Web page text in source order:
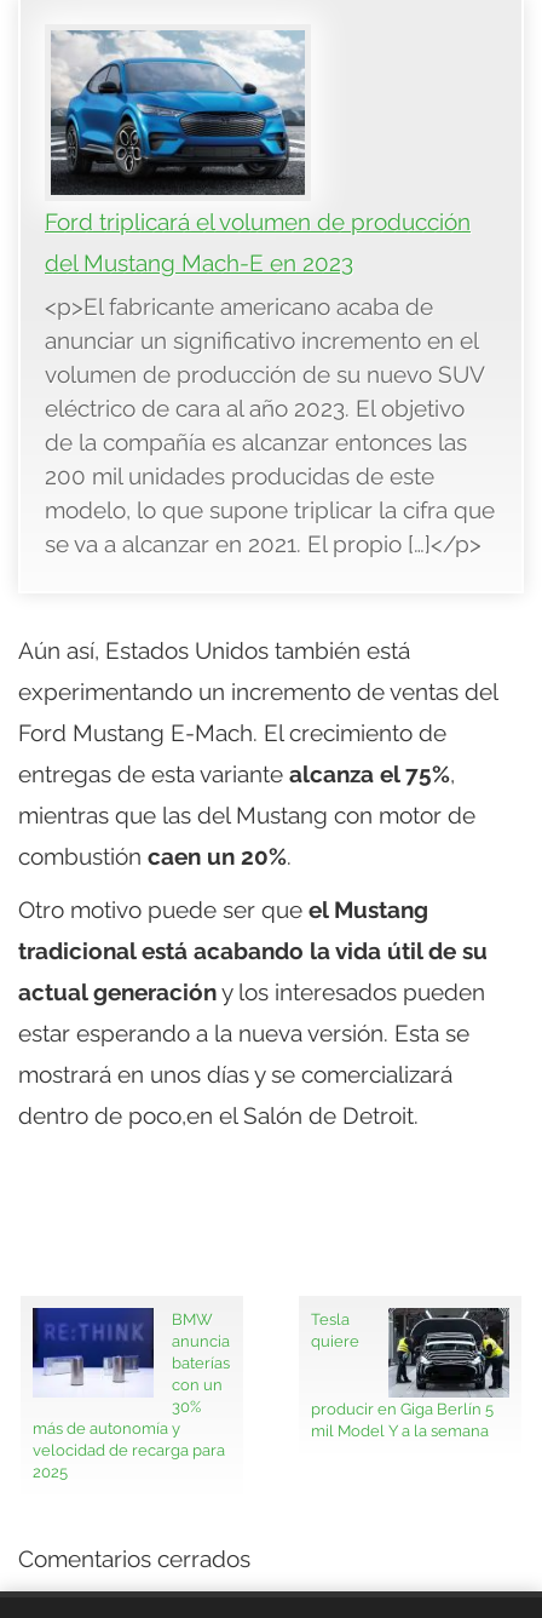
Ford triplicará el volumen de producción
del Mustang Mach-E en 2023
<p>El fabricante americano acaba de
anunciar un significativo incremento en el
volumen de producción de su nuevo SUV
eléctrico de cara al año 2023. El objetivo
de la compañía es alcanzar entonces las
200 mil unidades producidas de este
modelo, lo que supone triplicar la cifra que
se va a alcanzar en 2021. El propio […]</p>
Aún así, Estados Unidos también está
experimentando un incremento de ventas del
Ford Mustang E-Mach. El crecimiento de
entregas de esta variante alcanza el 75%,
mientras que las del Mustang con motor de
combustión caen un 20%.
Otro motivo puede ser que el Mustang
tradicional está acabando la vida útil de su
actual generacióny los interesados pueden
estar esperando a la nueva versión. Esta se
mostrará en unos días y se comercializará
dentro de poco,en el Salón de Detroit.
BMW
anuncia
baterías
con un
30%
más de autonomía y
velocidad de recarga para
2025
Tesla
quiere
producir en Giga Berlín 5
mil Model Y a la semana
Comentarios cerrados